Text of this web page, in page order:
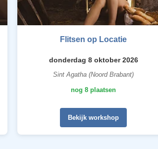
Flitsen op Locatie
donderdag 8 oktober 2026
Sint Agatha (Noord Brabant)
nog 8 plaatsen
Bekijk workshop